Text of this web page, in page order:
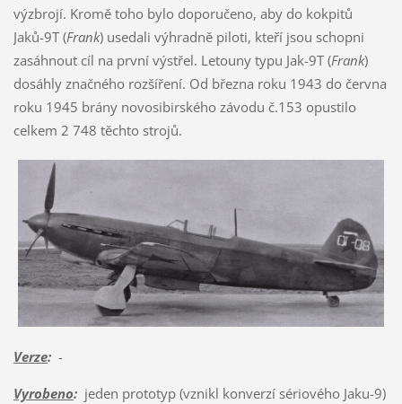
výzbrojí. Kromě toho bylo doporučeno, aby do kokpitů
Jaků-9T (Frank) usedali výhradně piloti, kteří jsou schopni
zasáhnout cíl na první výstřel. Letouny typu Jak-9T (Frank)
dosáhly značného rozšíření. Od března roku 1943 do června
roku 1945 brány novosibirského závodu č.153 opustilo
celkem 2 748 těchto strojů.
Verze:-
Vyrobeno:jeden prototyp (vznikl konverzí sériového Jaku-9)